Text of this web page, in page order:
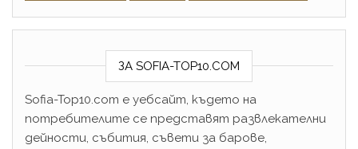
ЗА SOFIA-TOP10.COM
Sofia-Top10.com е уебсайт, където на
потребителите се представят развлекателни
дейности, събития, съвети за барове,